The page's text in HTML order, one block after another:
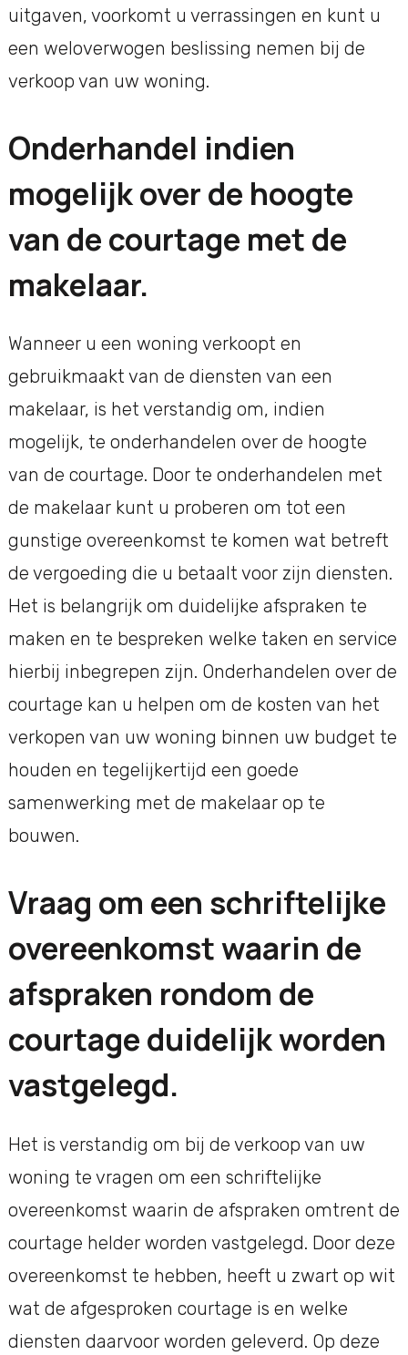
uitgaven, voorkomt u verrassingen en kunt u
een weloverwogen beslissing nemen bij de
verkoop van uw woning.
Onderhandel indien
mogelijk over de hoogte
van de courtage met de
makelaar.
Wanneer u een woning verkoopt en
gebruikmaakt van de diensten van een
makelaar, is het verstandig om, indien
mogelijk, te onderhandelen over de hoogte
van de courtage. Door te onderhandelen met
de makelaar kunt u proberen om tot een
gunstige overeenkomst te komen wat betreft
de vergoeding die u betaalt voor zijn diensten.
Het is belangrijk om duidelijke afspraken te
maken en te bespreken welke taken en service
hierbij inbegrepen zijn. Onderhandelen over de
courtage kan u helpen om de kosten van het
verkopen van uw woning binnen uw budget te
houden en tegelijkertijd een goede
samenwerking met de makelaar op te
bouwen.
Vraag om een schriftelijke
overeenkomst waarin de
afspraken rondom de
courtage duidelijk worden
vastgelegd.
Het is verstandig om bij de verkoop van uw
woning te vragen om een schriftelijke
overeenkomst waarin de afspraken omtrent de
courtage helder worden vastgelegd. Door deze
overeenkomst te hebben, heeft u zwart op wit
wat de afgesproken courtage is en welke
diensten daarvoor worden geleverd. Op deze